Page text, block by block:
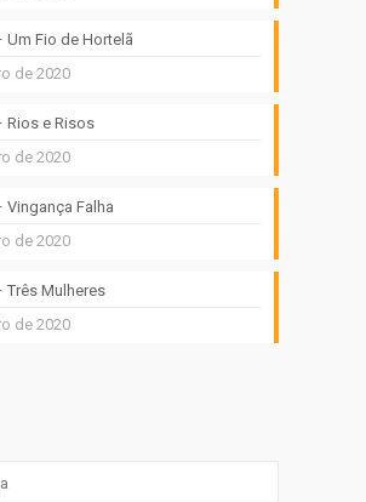
Um Fio de Hortelã
de 2020
Rios e Risos
de 2020
Vingança Falha
de 2020
Três Mulheres
de 2020